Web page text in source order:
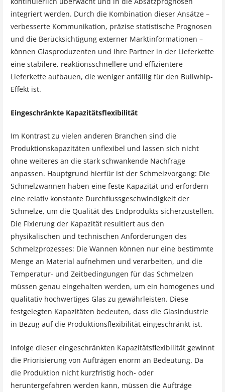
integriert werden. Durch die Kombination dieser Ansätze –
verbesserte Kommunikation, präzise statistische Prognosen
und die Berücksichtigung externer Marktinformationen –
können Glasproduzenten und ihre Partner in der Lieferkette
eine stabilere, reaktionsschnellere und effizientere
Lieferkette aufbauen, die weniger anfällig für den Bullwhip-
Effekt ist.
Eingeschränkte Kapazitätsflexibilität
Im Kontrast zu vielen anderen Branchen sind die
Produktionskapazitäten unflexibel und lassen sich nicht
ohne weiteres an die stark schwankende Nachfrage
anpassen. Hauptgrund hierfür ist der Schmelzvorgang: Die
Schmelzwannen haben eine feste Kapazität und erfordern
eine relativ konstante Durchflussgeschwindigkeit der
Schmelze, um die Qualität des Endprodukts sicherzustellen.
Die Fixierung der Kapazität resultiert aus den
physikalischen und technischen Anforderungen des
Schmelzprozesses: Die Wannen können nur eine bestimmte
Menge an Material aufnehmen und verarbeiten, und die
Temperatur- und Zeitbedingungen für das Schmelzen
müssen genau eingehalten werden, um ein homogenes und
qualitativ hochwertiges Glas zu gewährleisten. Diese
festgelegten Kapazitäten bedeuten, dass die Glasindustrie
in Bezug auf die Produktionsflexibilität eingeschränkt ist.
Infolge dieser eingeschränkten Kapazitätsflexibilität gewinnt
die Priorisierung von Aufträgen enorm an Bedeutung. Da
die Produktion nicht kurzfristig hoch- oder
heruntergefahren werden kann, müssen die Aufträge